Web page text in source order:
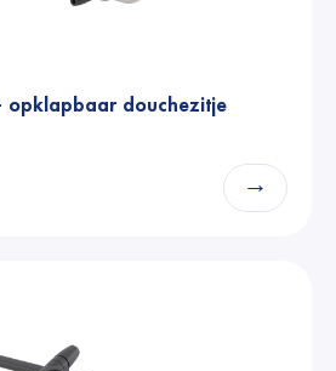
opklapbaar douchezitje
→